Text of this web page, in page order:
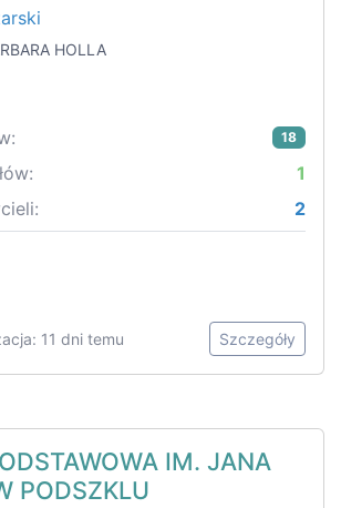
HOLLA
18
1
2
11 dni temu Szczegóły
IM. JANA
PODSZKLU